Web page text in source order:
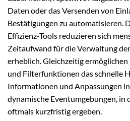
Daten oder das Versenden von
Bestätigungen zu automatisieren.
Effizienz-Tools reduzieren sich
Zeitaufwand für die Verwaltung
erheblich. Gleichzeitig
und Filterfunktionen das schnelle
Informationen und Anpassungen
dynamische Eventumgebungen, in
oftmals kurzfristig ergeben.